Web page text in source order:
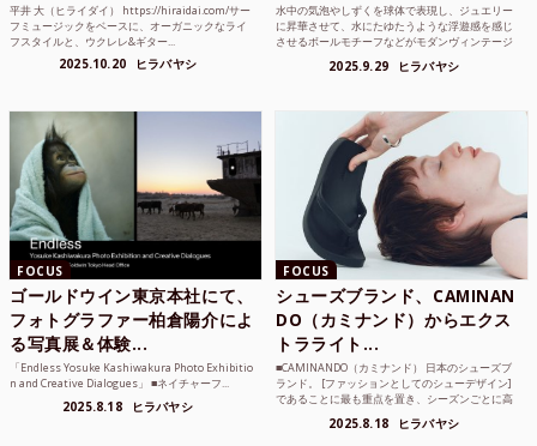
平井 大（ヒライダイ） https://hiraidai.com/サー
フミュージックをベースに、オーガニックなライ
フスタイルと、ウクレレ&ギター...
2025.10.20 ヒラバヤシ
水中の気泡やしずくを球体で表現し、ジュエリー
に昇華させて、水にたゆたうような浮遊感を感じ
させるボールモチーフなどがモダンヴィンテージ
2025.9.29 ヒラバヤシ
FOCUS
ゴールドウイン東京本社にて、
フォトグラファー柏倉陽介によ
る写真展＆体験...
「Endless Yosuke Kashiwakura Photo Exhibitio
n and Creative Dialogues」 ■ネイチャーフ...
2025.8.18 ヒラバヤシ
FOCUS
シューズブランド、CAMINAN
DO（カミナンド）からエクス
トラライト...
■CAMINANDO（カミナンド） 日本のシューズブ
ランド。 [ファッションとしてのシューデザイン]
であることに最も重点を置き、シーズンごとに高
2025.8.18 ヒラバヤシ